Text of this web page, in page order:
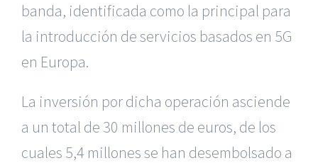
banda, identificada como la principal para
la introducción de servicios basados en 5G
en Europa.
La inversión por dicha operación asciende
a un total de 30 millones de euros, de los
cuales 5,4 millones se han desembolsado a